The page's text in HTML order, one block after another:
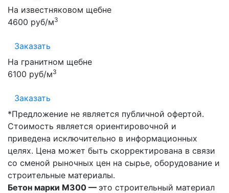
На известняковом щебне
4600 руб/м3
Заказать
На гранитном щебне
6100 руб/м3
Заказать
*Предложение не является публичной офертой.
Стоимость является ориентировочной и
приведена исключительно в информационных
целях. Цена может быть скорректирована в связи
со сменой рыночных цен на сырье, оборудование и
строительные материалы.
Бетон марки М300 — это строительный материал